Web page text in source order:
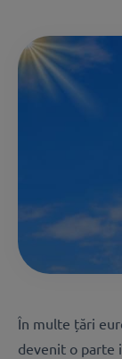
În multe țări
devenit o parte